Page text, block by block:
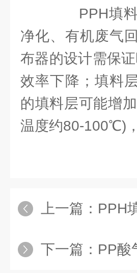
PPH填料
净化、有机废气
布器的设计需保
效率下降；填料
的填料层可能增
温度约80-100℃)
上一篇： PPH
下一篇： PP酸